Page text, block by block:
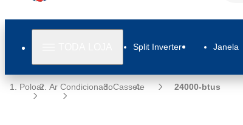
Split Inverter Janela
Poloar Ar CondicionadoCassete 24000-btus